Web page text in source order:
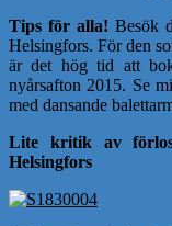
Tips för alla! Besök
Helsingfors. För den
är det hög tid att
nyårsafton 2015. Se
med dansande
Lite kritik av
Helsingfors